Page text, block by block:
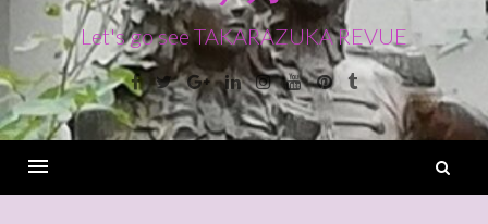
ス
キ
ッ
Let's go see TAKARAZUKA REVUE
Facebook
TwitterGoogle+LinkedinInstagram
YoutubePinterest
Tumblr